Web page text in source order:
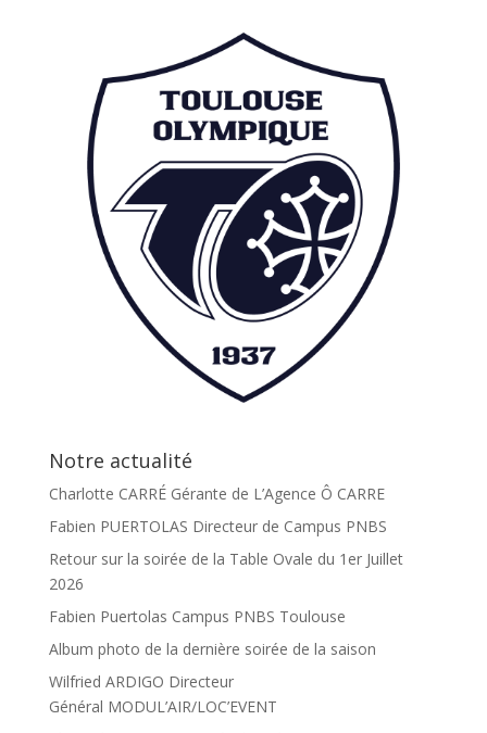
Notre actualité
Charlotte CARRÉ Gérante de L’Agence Ô CARRE
Fabien PUERTOLAS Directeur de Campus PNBS
Retour sur la soirée de la Table Ovale du 1er Juillet
2026
Fabien Puertolas Campus PNBS Toulouse
Album photo de la dernière soirée de la saison
Wilfried ARDIGO Directeur
Général MODUL’AIR/LOC’EVENT